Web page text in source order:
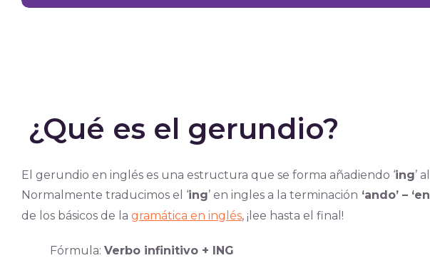
¿Qué es el gerundio?
El gerundio en inglés es una estructura que se forma añadiendo ‘ing’
Normalmente traducimos el ‘ing’ en ingles a la terminación ‘ando’ –
de los básicos de la gramática en inglés, ¡lee hasta el final!
Fórmula: Verbo infinitivo + ING